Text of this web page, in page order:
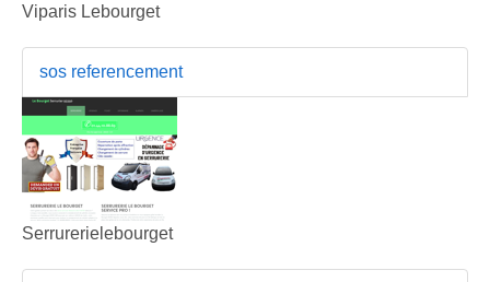
Viparis Lebourget
sos referencement
Serrurerielebourget